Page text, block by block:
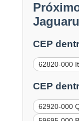
CEP
62820-000
CEP
62920-000